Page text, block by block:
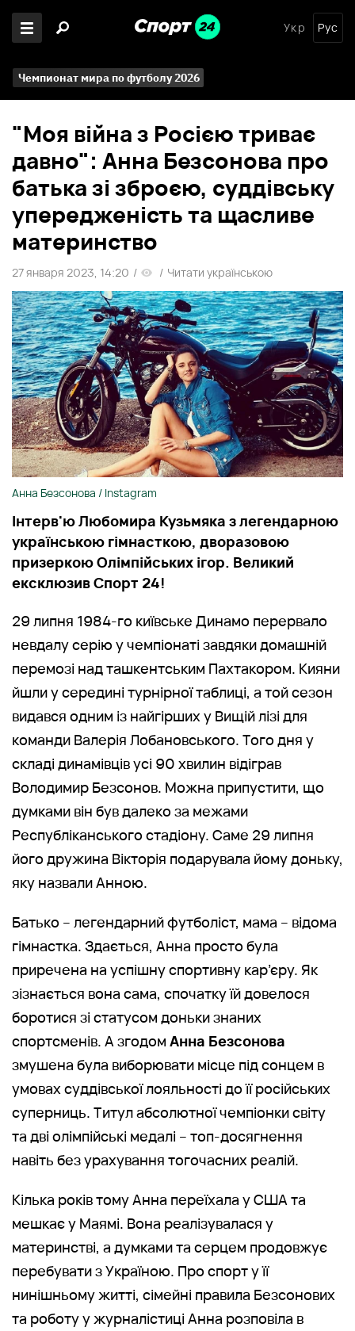
Укр Рус
Чемпионат мира по футболу 2026
"Моя війна з Росією триває
давно": Анна Безсонова про
батька зі зброєю, суддівську
упередженість та щасливе
материнство
27 января 2023, 14:20 / / Читати українською
Анна Безсонова / Instagram
Інтерв'ю Любомира Кузьмяка з легендарною
українською гімнасткою, дворазовою
призеркою Олімпійських ігор. Великий
ексклюзив Спорт 24!
29 липня 1984-го київське Динамо перервало
невдалу серію у чемпіонаті завдяки домашній
перемозі над ташкентським Пахтакором. Кияни
йшли у середині турнірної таблиці, а той сезон
видався одним із найгірших у Вищій лізі для
команди Валерія Лобановського. Того дня у
складі динамівців усі 90 хвилин відіграв
Володимир Безсонов. Можна припустити, що
думками він був далеко за межами
Республіканського стадіону. Саме 29 липня
його дружина Вікторія подарувала йому доньку,
яку назвали Анною.
Батько – легендарний футболіст, мама – відома
гімнастка. Здається, Анна просто була
приречена на успішну спортивну кар’єру. Як
зізнається вона сама, спочатку їй довелося
боротися зі статусом доньки знаних
спортсменів. А згодом Анна Безсонова
змушена була виборювати місце під сонцем в
умовах суддівської лояльності до її російських
суперниць. Титул абсолютної чемпіонки світу
та дві олімпійські медалі – топ-досягнення
навіть без урахування тогочасних реалій.
Кілька років тому Анна переїхала у США та
мешкає у Маямі. Вона реалізувалася у
материнстві, а думками та серцем продовжує
перебувати з Україною. Про спорт у її
нинішньому житті, сімейні правила Безсонових
та роботу у журналістиці Анна розповіла в